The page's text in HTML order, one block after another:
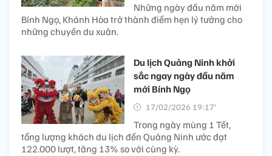
Những ngày đầu năm mới
Bính Ngọ, Khánh Hòa trở thành điểm hẹn lý tưởng cho
những chuyến du xuân.
Du lịch Quảng Ninh khởi
sắc ngay ngày đầu năm
mới Bính Ngọ
17/02/2026 19:17’
Trong ngày mùng 1 Tết,
tổng lượng khách du lịch đến Quảng Ninh ước đạt
122.000 lượt, tăng 13% so với cùng kỳ.